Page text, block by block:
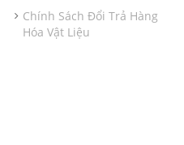
Chính Sách Đổi Trả Hàng
Hóa Vật Liệu